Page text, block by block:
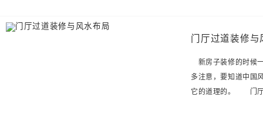
门厅过道装修与
新房子装修的时候
多注意，要知道中国
它的道理的。 门